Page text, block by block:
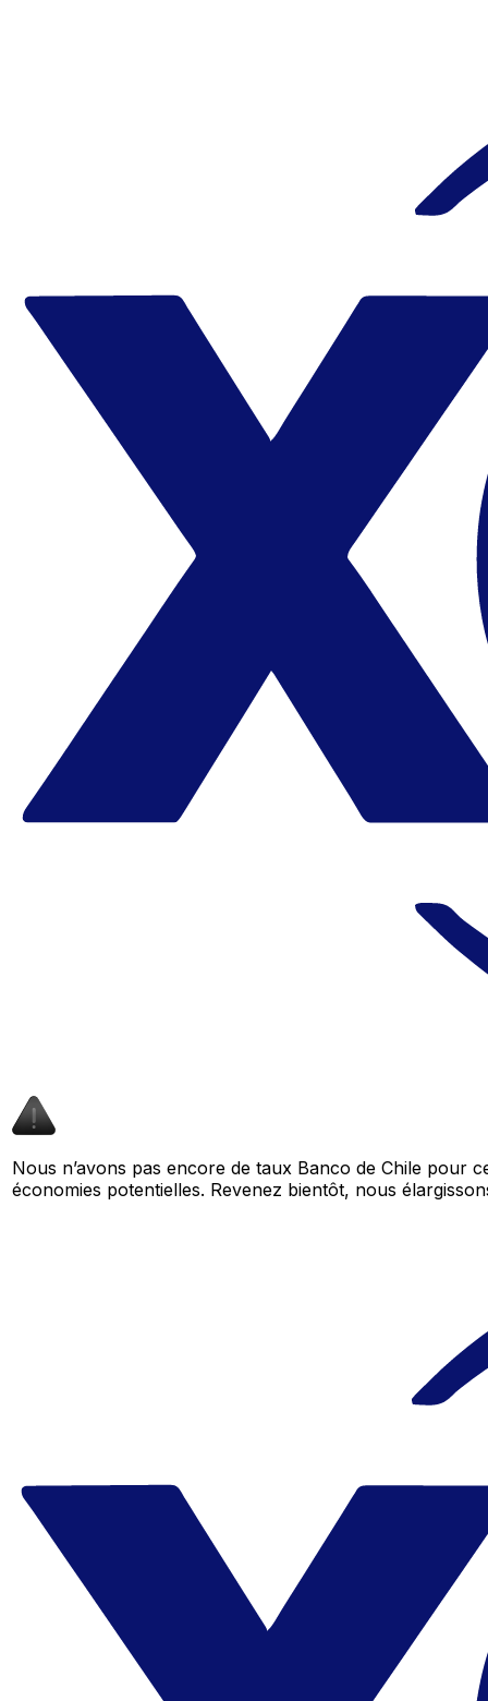
Nous n’avons pas encore de taux Banco de Chile pour
économies potentielles. Revenez bientôt, nous